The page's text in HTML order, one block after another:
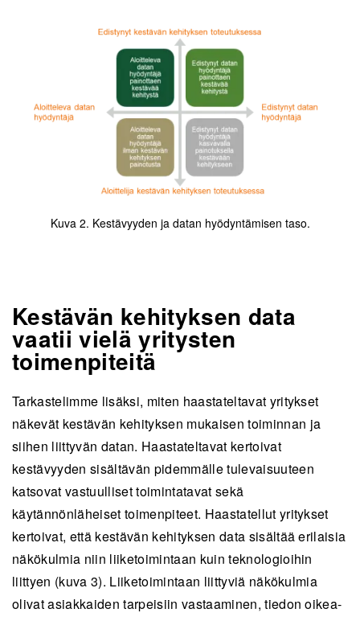
Kuva 2. Kestävyyden ja datan hyödyntämisen taso.
Kestävän kehityksen data
vaatii vielä yritysten
toimenpiteitä
Tarkastelimme lisäksi, miten haastateltavat yritykset
näkevät kestävän kehityksen mukaisen toiminnan ja
siihen liittyvän datan. Haastateltavat kertoivat
kestävyyden sisältävän pidemmälle tulevaisuuteen
katsovat vastuulliset toimintatavat sekä
käytännönläheiset toimenpiteet. Haastatellut yritykset
kertoivat, että kestävän kehityksen data sisältää erilaisia
näkökulmia niin liiketoimintaan kuin teknologioihin
liittyen (kuva 3). Liiketoimintaan liittyviä näkökulmia
olivat asiakkaiden tarpeisiin vastaaminen, tiedon oikea-